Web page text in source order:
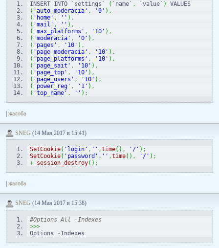
INSERT INTO `settings` ( `name` , `value` )
VALUES
( 'auto_moderacia' , '0' ) ,
( 'home' , '' ) ,
( 'mail' , '' ) ,
( 'max_platforms' , '10' ) ,
( 'moderacia' , '0' ) ,
( 'pages' , '10' ) ,
( 'page_moderacia' , '10' ) ,
( 'page_platforms' , '10' ) ,
( 'page_sait' , '10' ) ,
( 'page_top' , '10' ) ,
( 'page_users' , '10' ) ,
( 'power_reg' , '1' ) ,
( 'top_name' , '' ) ;
жалоба
SNEG (14 Мая 2017 в 15:41)
SetCookie( 'login' , '' ,time( ) , '/' ) ;
SetCookie( 'password' , '' ,time( ) , '/' ) ;
+ session_destroy( ) ;
жалоба
SNEG (14 Мая 2017 в 15:38)
#Options All -Indexes
>>>
Options
-Indexes